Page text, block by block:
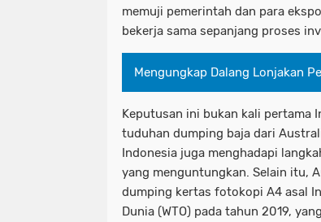
memuji pemerintah dan para
bekerja sama sepanjang proses
Mengungkap Dalang Lonjakan
Keputusan ini bukan kali pertama
tuduhan dumping baja dari
Indonesia juga menghadapi
yang menguntungkan. Selain itu,
dumping kertas fotokopi A4 asal
Dunia (WTO) pada tahun 2019,